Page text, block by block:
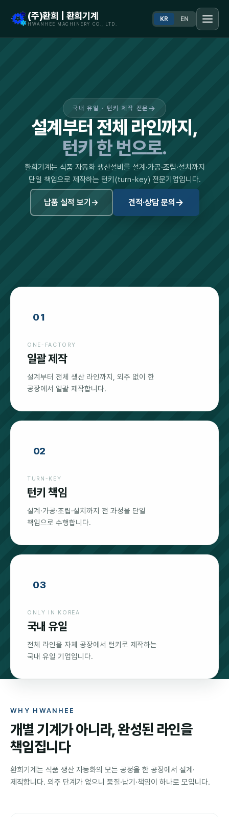
(주)환희 | 환희기계
HWANHEE MACHINERY CO., LTD.
KR EN
국내 유일 · 턴키 제작 전문 →
설계부터 전체 라인까지,
턴키 한 번으로.
환희기계는 식품 자동화 생산설비를 설계·가공·조립·설치까지
단일 책임으로 제작하는 턴키(turn-key) 전문기업입니다.
납품 실적 보기 → 견적·상담 문의 →
01
ONE-FACTORY
일괄 제작
설계부터 전체 생산 라인까지, 외주 없이 한
공장에서 일괄 제작합니다.
02
TURN-KEY
턴키 책임
설계·가공·조립·설치까지 전 과정을 단일
책임으로 수행합니다.
03
ONLY IN KOREA
국내 유일
전체 라인을 자체 공장에서 턴키로 제작하는
국내 유일 기업입니다.
WHY HWANHEE
개별 기계가 아니라, 완성된 라인을
책임집니다
환희기계는 식품 생산 자동화의 모든 공정을 한 공장에서 설계·
제작합니다. 외주 단계가 없으니 품질·납기·책임이 하나로 모입니다.